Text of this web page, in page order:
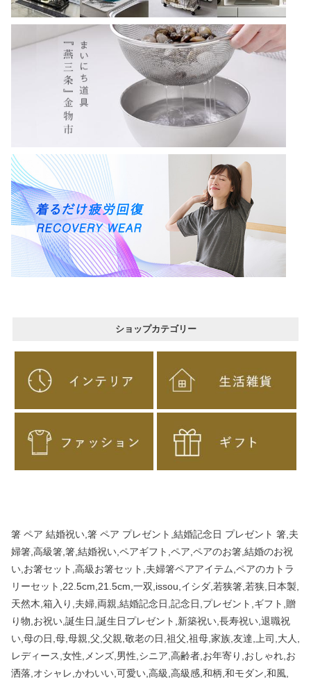
ショップカテゴリー
箸 ペア 結婚祝い,箸 ペア プレゼント,結婚記念日 プレゼント 箸,夫
婦箸,高級箸,箸,結婚祝い,ペアギフト,ペア,ペアのお箸,結婚のお祝
い,お箸セット,高級お箸セット,夫婦箸ペアアイテム,ペアのカトラ
リーセット,22.5cm,21.5cm,一双,issou,イシダ,若狭箸,若狭,日本製,
天然木,箱入り,夫婦,両親,結婚記念日,記念日,プレゼント,ギフト,贈
り物,お祝い,誕生日,誕生日プレゼント,新築祝い,長寿祝い,退職祝
い,母の日,母,母親,父,父親,敬老の日,祖父,祖母,家族,友達,上司,大人,
レディース,女性,メンズ,男性,シニア,高齢者,お年寄り,おしゃれ,お
洒落,オシャレ,かわいい,可愛い,高級,高級感,和柄,和モダン,和風,